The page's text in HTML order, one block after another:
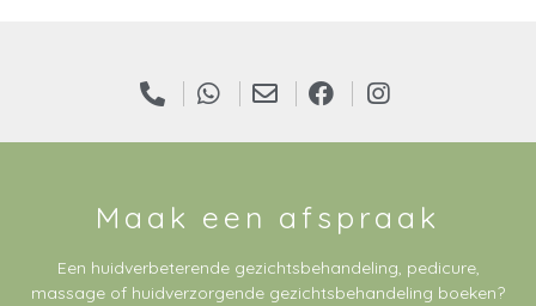
Maak een afspraak
Een huidverbeterende gezichtsbehandeling, pedicure,
massage of huidverzorgende gezichtsbehandeling boeken?